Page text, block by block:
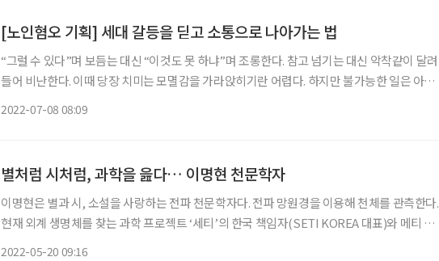
[노인혐오 기획] 세대 갈등을 딛고 소통으로 나아가는 법
“그럴 수 있다”며 보듬는 대신 “이것도 못 하냐”며 조롱한다. 참고 넘기는 대신 악착같이 달려
들어 비난한다. 이때 당장 치미는 모멸감을 가라앉히기란 어렵다. 하지만 불가능한 일은 아니
2022-07-08 08:09
별처럼 시처럼, 과학을 읊다… 이명현 천문학자
이명현은 별과 시, 소설을 사랑하는 전파 천문학자다. 전파 망원경을 이용해 천체를 관측한다.
현재 외계 생명체를 찾는 과학 프로젝트 ‘세티’의 한국 책임자(SETI KOREA 대표)와 메티 인
2022-05-20 09:16